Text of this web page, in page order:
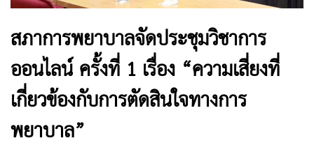
สภาการพยาบาลจัดประชุมวิชาการ
ออนไลน์ ครั้งที่ 1 เรื่อง “ความเสี่ยงที่
เกี่ยวข้องกับการตัดสินใจทางการ
พยาบาล”